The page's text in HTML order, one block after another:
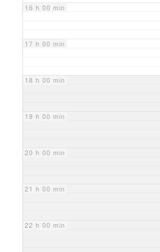
16 h 00 min
17 h 00 min
18 h 00 min
19 h 00 min
20 h 00 min
21 h 00 min
22 h 00 min